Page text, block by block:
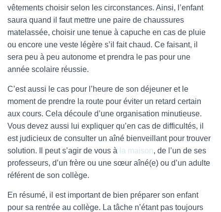
vêtements choisir selon les circonstances. Ainsi, l’enfant
saura quand il faut mettre une paire de chaussures
matelassée, choisir une tenue à capuche en cas de pluie
ou encore une veste légère s’il fait chaud. Ce faisant, il
sera peu à peu autonome et prendra le pas pour une
année scolaire réussie.
C’est aussi le cas pour l’heure de son déjeuner et le
moment de prendre la route pour éviter un retard certain
aux cours. Cela découle d’une organisation minutieuse.
Vous devez aussi lui expliquer qu’en cas de difficultés, il
est judicieux de consulter un aîné bienveillant pour trouver
solution. Il peut s’agir de vous à la maison, de l’un de ses
professeurs, d’un frère ou une sœur aîné(e) ou d’un adulte
référent de son collège.
En résumé, il est important de bien préparer son enfant
pour sa rentrée au collège. La tâche n’étant pas toujours